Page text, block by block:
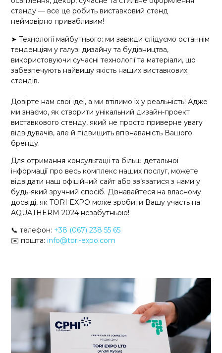
стенду — все це робить виставковий стенд
неймовірно привабливим!
➤ Технології майбутнього: ми завжди слідуємо останнім
тенденціям у галузі дизайну та будівництва,
використовуючи сучасні технології та матеріали, що
забезпечують найвищу якість наших виставкових
стендів.
Довірте нам свої ідеї, а ми втілимо їх у реальність! Адже
ми знаємо, як створити унікальний дизайн-проект
виставкового стенду, який не просто приверне увагу
відвідувачів, але й підвищить впізнаваність Вашого
бренду.
Для отримання консультації та більш детальної
інформації про весь комплекс наших послуг, можете
відвідати наш офіційний сайт або зв’язатися з нами у
будь-який зручний спосіб. Дізнавайтеся на власному
досвіді, як TORI EXPO може зробити Вашу участь на
AQUATHERM 2024 незабутньою!
📞 телефон: +38 (067) 238 55 65
✉️ пошта: info@tori-expo.com